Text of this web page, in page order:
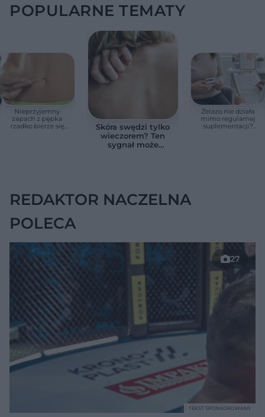
POPULARNE TEMATY
Nieprzyjemny
zapach z pępka
rzadko bierze się
Skóra swędzi tylko
wieczorem? Ten
sygnał może
Żelazo nie działa
mimo regularnej
suplementacji?
REDAKTOR NACZELNA
POLECA
27
TEKST SPONSOROWANY